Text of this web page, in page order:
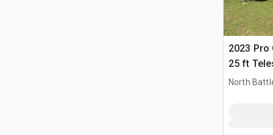
2023 Pro
25 ft
Ślimak
North